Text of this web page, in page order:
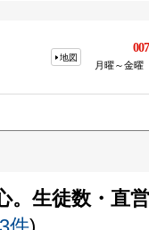
地図
月曜～金
。生徒数・直